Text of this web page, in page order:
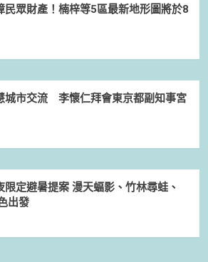
民眾財產！楠梓等5區最新地形圖將於8
城市交流 李懷仁拜會東京都副知事宮
限定避暑提案 漫天蝠影、竹林尋蛙、
出發